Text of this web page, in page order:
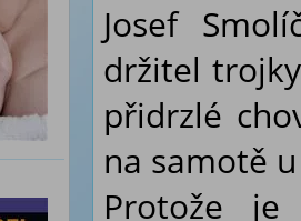
Josef
držitel
přidrzlé
na samotě
Protože